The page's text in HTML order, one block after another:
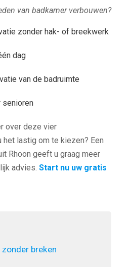
van badkamer verbouwen?
zonder hak- of breekwerk
dag
van de badruimte
senioren
over deze vier
het lastig om te kiezen? Een
Rhoon geeft u graag meer
advies. Start nu uw gratis
zonder breken